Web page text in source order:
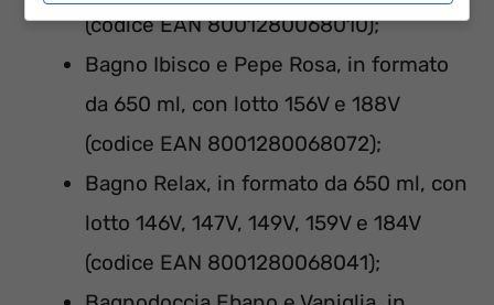
(codice EAN 8001280068010);
Bagno Ibisco e Pepe Rosa, in formato
da 650 ml, con lotto 156V e 188V
(codice EAN 8001280068072);
Bagno Relax, in formato da 650 ml, con
lotto 146V, 147V, 149V, 159V e 184V
(codice EAN 8001280068041);